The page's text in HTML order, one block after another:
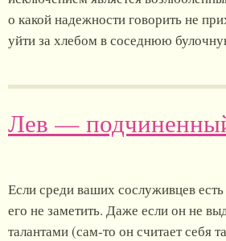
о какой надежности говорить не
уйти за хлебом в соседнюю
Лев —
Если среди ваших сослуживцев
его не заметить. Даже если он не
талантами (сам-то он считает себя